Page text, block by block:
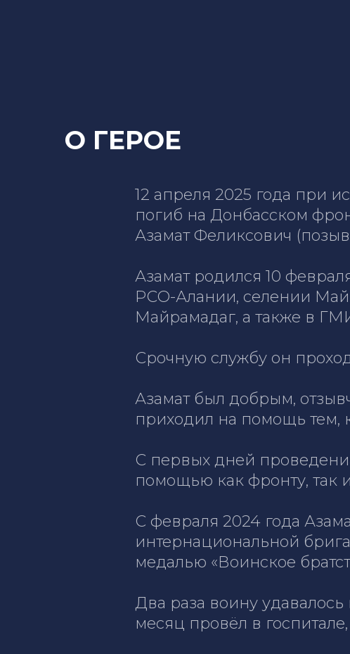
О ГЕРОЕ
12 апреля 2025 года при
погиб на Донбасском
Азамат Феликсович
Азамат родился 10
РСО-Алании, селении
Майрамадаг, а также в
Срочную службу он
Азамат был добрым,
приходил на помощь тем,
С первых дней
помощью как фронту, так
С февраля 2024 года
интернациональной
медалью «Воинское
Два раза воину
месяц провёл в